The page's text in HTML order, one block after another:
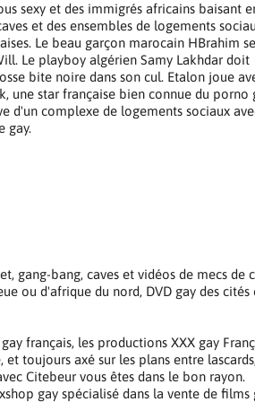
sexy et des immigrés africains baisant
et des ensembles de logements
Le beau garçon marocain HBrahim
Le playboy algérien Samy Lakhdar doit
bite noire dans son cul. Etalon joue
une star française bien connue du porno
d'un complexe de logements sociaux
gay.
gang-bang, caves et vidéos de mecs de
ou d'afrique du nord, DVD gay des
français, les productions XXX gay
toujours axé sur les plans entre
Citebeur vous êtes dans le bon rayon.
gay spécialisé dans la vente de